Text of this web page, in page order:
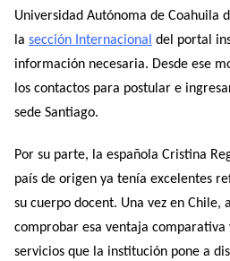
Universidad Autónoma de Coahuila
la sección Internacional del portal
información necesaria. Desde ese
los contactos para postular e
sede Santiago.
Por su parte, la española Cristina
país de origen ya tenía excelentes
su cuerpo docent. Una vez en Chile,
comprobar esa ventaja comparativa
servicios que la institución pone a